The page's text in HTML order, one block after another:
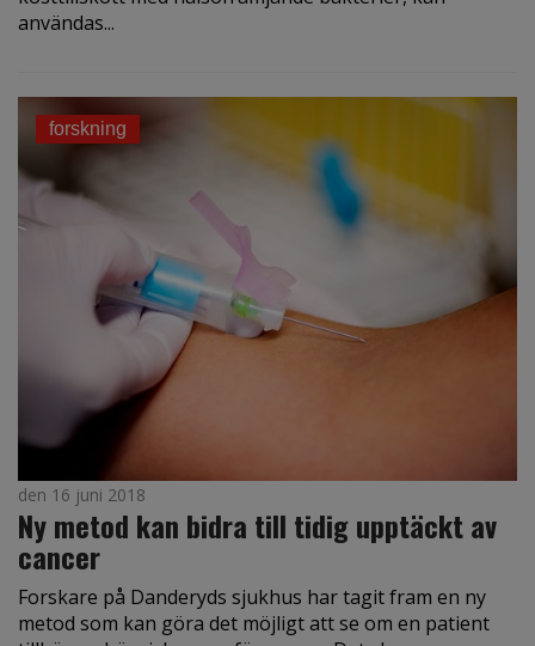
användas...
forskning
den 16 juni 2018
Ny metod kan bidra till tidig upptäckt av
cancer
Forskare på Danderyds sjukhus har tagit fram en ny
metod som kan göra det möjligt att se om en patient